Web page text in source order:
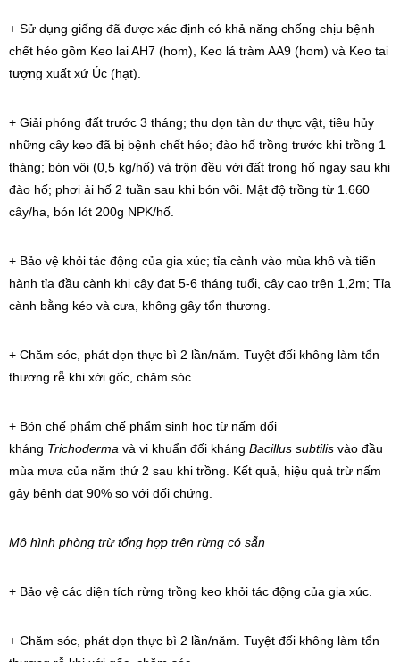
+ Sử dụng giống đã được xác định có khả năng chống chịu bệnh
chết héo gồm Keo lai AH7 (hom), Keo lá tràm AA9 (hom) và Keo tai
tượng xuất xứ Úc (hạt).
+ Giải phóng đất trước 3 tháng; thu dọn tàn dư thực vật, tiêu hủy
những cây keo đã bị bệnh chết héo; đào hố trồng trước khi trồng 1
tháng; bón vôi (0,5 kg/hố) và trộn đều với đất trong hố ngay sau khi
đào hố; phơi ải hố 2 tuần sau khi bón vôi. Mật độ trồng từ 1.660
cây/ha, bón lót 200g NPK/hố.
+ Bảo vệ khỏi tác động của gia xúc; tỉa cành vào mùa khô và tiến
hành tỉa đầu cành khi cây đạt 5-6 tháng tuổi, cây cao trên 1,2m; Tỉa
cành bằng kéo và cưa, không gây tổn thương.
+ Chăm sóc, phát dọn thực bì 2 lần/năm. Tuyệt đối không làm tổn
thương rễ khi xới gốc, chăm sóc.
+ Bón chế phẩm chế phẩm sinh học từ nấm đối
kháng Trichoderma và vi khuẩn đối kháng Bacillus subtilis vào đầu
mùa mưa của năm thứ 2 sau khi trồng. Kết quả, hiệu quả trừ nấm
gây bệnh đạt 90% so với đối chứng.
Mô hình phòng trừ tổng hợp trên rừng có sẵn
+ Bảo vệ các diện tích rừng trồng keo khỏi tác động của gia xúc.
+ Chăm sóc, phát dọn thực bì 2 lần/năm. Tuyệt đối không làm tổn